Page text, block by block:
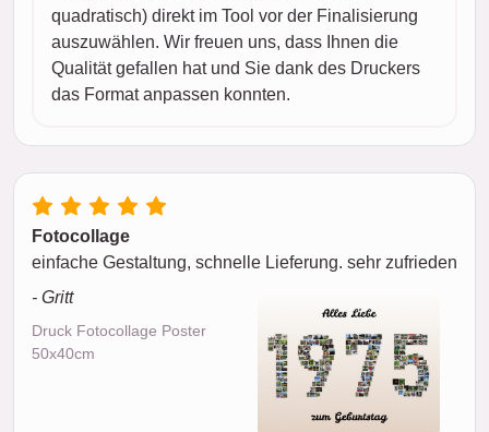
quadratisch) direkt im Tool vor der Finalisierung
auszuwählen. Wir freuen uns, dass Ihnen die
Qualität gefallen hat und Sie dank des Druckers
das Format anpassen konnten.
Fotocollage
einfache Gestaltung, schnelle Lieferung. sehr zufrieden
- Gritt
Druck Fotocollage Poster
50x40cm